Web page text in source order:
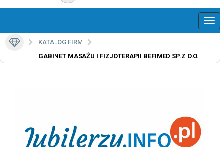
KATALOG FIRM
GABINET MASAŻU I FIZJOTERAPII BEFIMED SP.Z O.O.